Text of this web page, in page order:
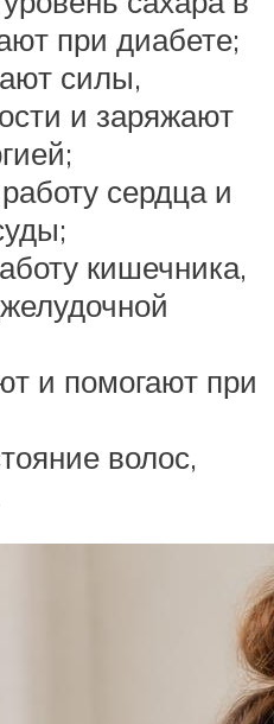
при диабете;
силы,
и заряжают
сердца и
кишечника,
и помогают при
волос,